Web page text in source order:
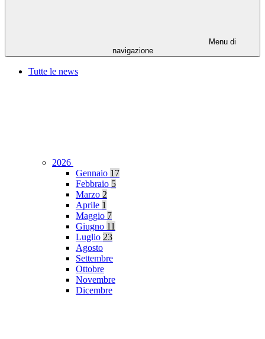
Menu di
navigazione
Tutte le news
2026
Gennaio 17
Febbraio 5
Marzo 2
Aprile 1
Maggio 7
Giugno 11
Luglio 23
Agosto
Settembre
Ottobre
Novembre
Dicembre